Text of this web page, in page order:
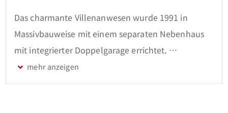
Das charmante Villenanwesen wurde 1991 in
Massivbauweise mit einem separaten Nebenhaus
mit integrierter Doppelgarage errichtet.
Es erwartet Sie eine großzügige Gesamtfläche von
knapp 400 m², die ausreichend Platz für eine große